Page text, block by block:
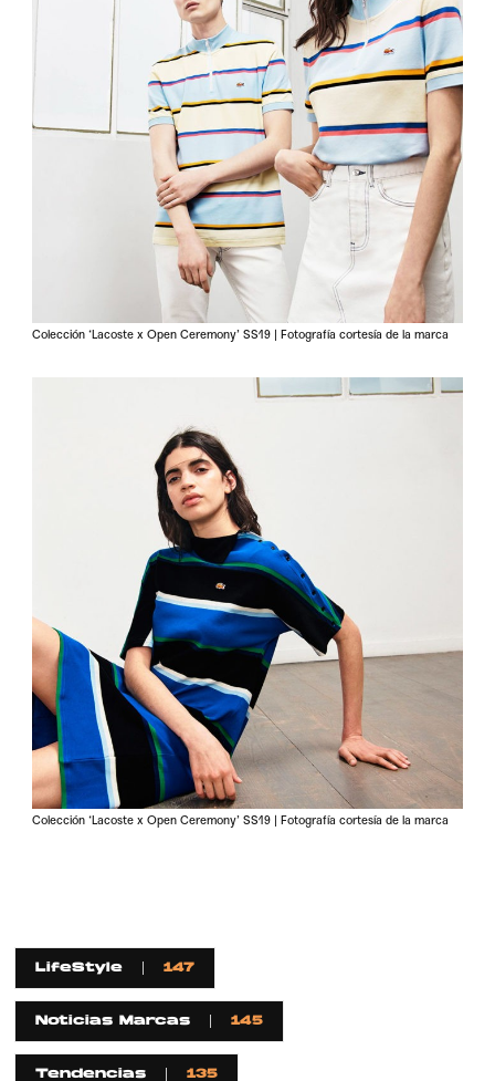
Colección ‘Lacoste x Open Ceremony’ SS19 | Fotografía cortesía de la marca
Colección ‘Lacoste x Open Ceremony’ SS19 | Fotografía cortesía de la marca
LifeStyle 147
Noticias Marcas 145
Tendencias 135